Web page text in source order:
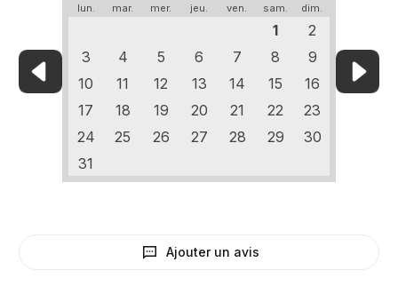
lun. mar. mer. jeu. ven. sam. dim.
1
2
3
4 5 6 7 8
9
10
11 12 13 14 15
16
17
18 19 20 21 22
23
24
25 26 27 28 29
30
31
Ajouter un avis